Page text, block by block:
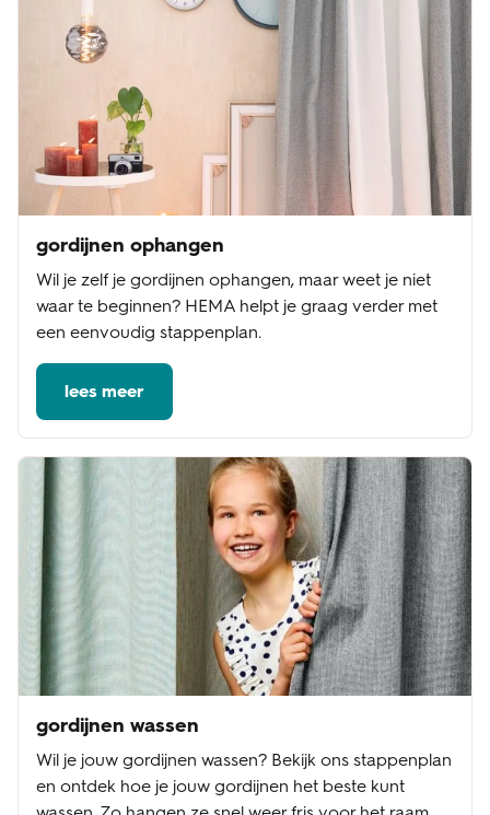
gordijnen ophangen
Wil je zelf je gordijnen ophangen, maar weet je niet
waar te beginnen? HEMA helpt je graag verder met
een eenvoudig stappenplan.
lees meer
gordijnen wassen
Wil je jouw gordijnen wassen? Bekijk ons stappenplan
en ontdek hoe je jouw gordijnen het beste kunt